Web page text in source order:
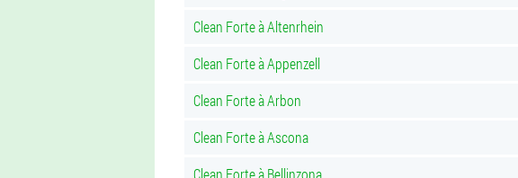
Clean Forte à Altenrhein
Clean Forte à Appenzell
Clean Forte à Arbon
Clean Forte à Ascona
Clean Forte à Bellinzona